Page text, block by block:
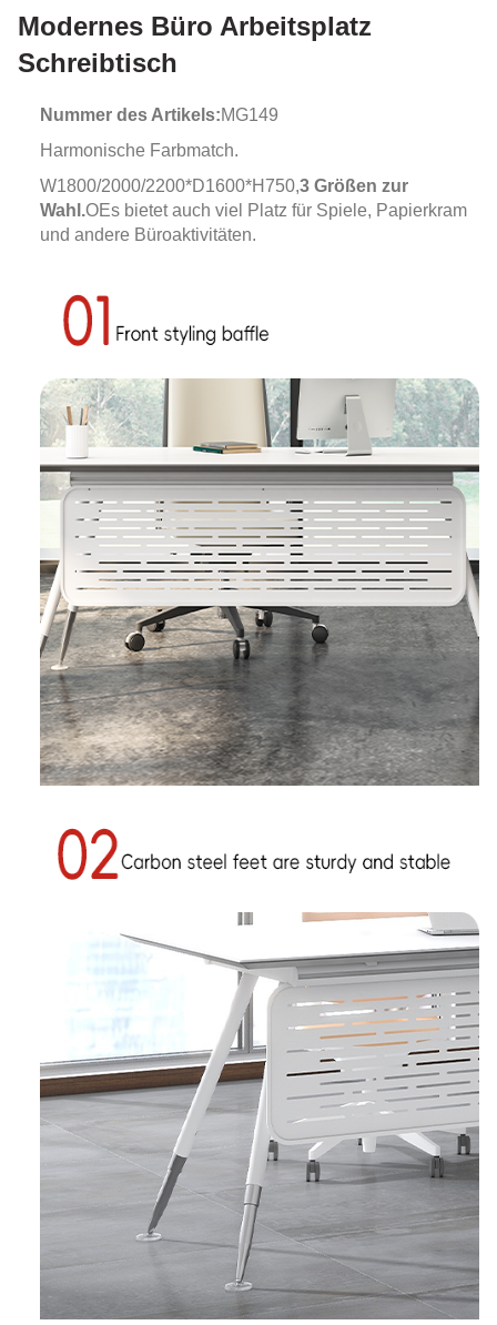
Modernes Büro Arbeitsplatz
Schreibtisch
Nummer des Artikels:MG149
Harmonische Farbmatch.
W1800/2000/2200*D1600*H750,3 Größen zur
Wahl.OEs bietet auch viel Platz für Spiele, Papierkram
und andere Büroaktivitäten.